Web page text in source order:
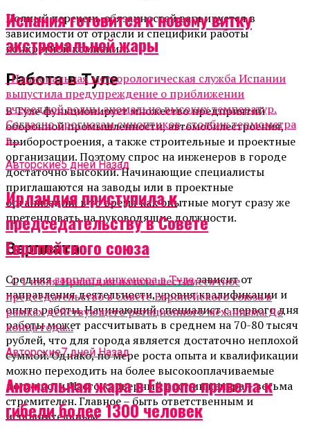
Полный перечень обязанностей варьируется в
зависимости от отрасли и специфики работы
конкретной компании.
Работа в Туле
В Туле функционирует множество предприятий
оборонной промышленности, автомобилестроения,
приборостроения, а также строительные и проектные
организации. Поэтому спрос на инженеров в городе
достаточно высокий. Начинающие специалисты
приглашаются на заводы или в проектные
организации, в то время как опытные могут сразу же
претендовать на руководящие должности.
Зарплата
Средняязарплата инженера в Тулезависит от
направления деятельности, уровня квалификации и
опыта работы. Начинающий специалист с первого дня
работы может рассчитывать в среднем на 70-80 тысяч
рублей, что для города является достаточно неплохой
суммой. Однако, по мере роста опыта и квалификации
можно переходить на более высокооплачиваемые
должности. Часто карьерный рост инженера – весьма
стремителен. Главное – быть ответственным и
исполнительным.
Испания готовится к новому витку
экстремальной жары
Национальная метеорологическая служба Испании
выпустила предупреждение о приближении
очередной волны аномально высоких температур.
Согласно прогнозам синоптиков, столбик термометра
в...
Авторские5 дней Назад
Ирландия приступила к
председательству в Совете
Европейского союза
С 1 июля Ирландия начала шестимесячное
председательство в Совете Европейского союза в
рамках действующего ротационного механизма. До
конца года...
Авторские7 дней Назад
Аномальная жара в Европе привела к
гибели более 1300 человек